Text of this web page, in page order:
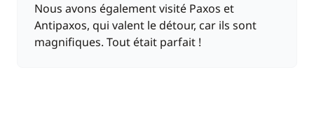
Nous avons également visité Paxos et
Antipaxos, qui valent le détour, car ils sont
magnifiques. Tout était parfait !